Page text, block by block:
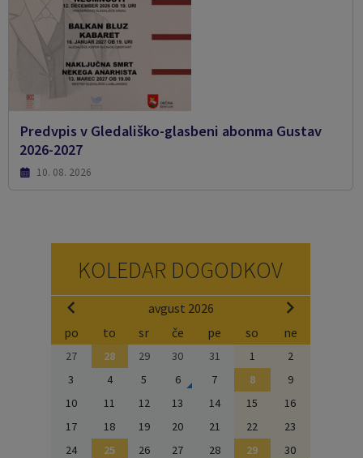
Predvpis v Gledališko-glasbeni abonma Gustav
2026-2027
10. 08. 2026
KOLEDAR DOGODKOV
avgust 2026
po
to sr če pe so ne
27 28 29 30 31 1
2
3
4 5 6 7 8
9
10
11 12 13 14 15
16
17
18 19 20 21 22
23
24
25 26 27 28 29
30